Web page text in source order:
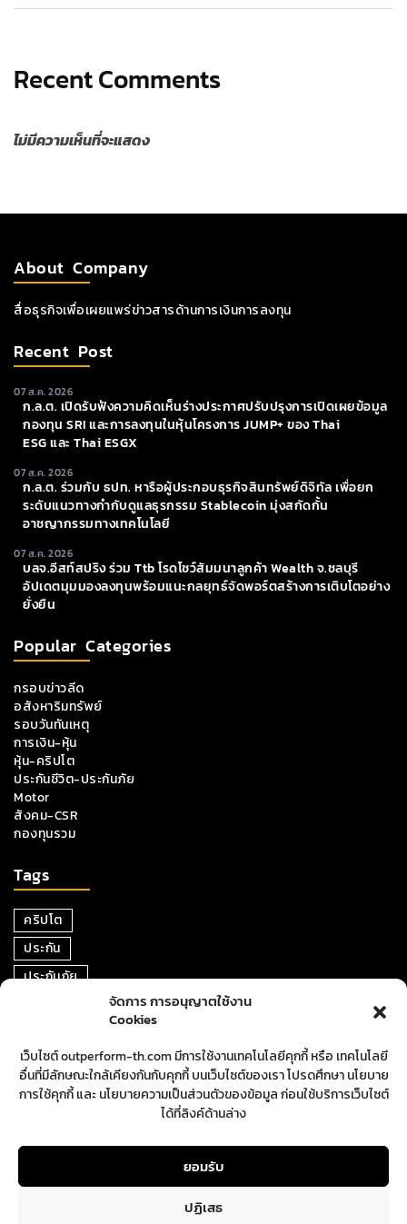
จัดการ การอนุญาตใช้งาน
Cookies
เว็บไซต์ outperform-th.com มีการใช้งานเทคโนโลยีคุกกี้ หรือ เทคโนโลยี
อื่นที่มีลักษณะใกล้เคียงกันกับคุกกี้ บนเว็บไซต์ของเรา โปรดศึกษา นโยบาย
การใช้คุกกี้ และ นโยบายความเป็นส่วนตัวของข้อมูล ก่อนใช้บริการเว็บไซต์
ได้ที่ลิงค์ด้านล่าง
ยอมรับ
ปฏิเสธ
Recent Comments
ไม่มีความเห็นที่จะแสดง
About Company
สื่อธุรกิจเพื่อเผยแพร่ข่าวสารด้านการเงินการลงทุน
Recent Post
07 ส.ค. 2026
ก.ล.ต. เปิดรับฟังความคิดเห็นร่างประกาศปรับปรุงการเปิดเผยข้อมูล
กองทุน SRI และการลงทุนในหุ้นโครงการ JUMP+ ของ Thai
ESG และ Thai ESGX
07 ส.ค. 2026
ก.ล.ต. ร่วมกับ ธปท. หารือผู้ประกอบธุรกิจสินทรัพย์ดิจิทัล เพื่อยก
ระดับแนวทางกำกับดูแลธุรกรรม Stablecoin มุ่งสกัดกั้น
อาชญากรรมทางเทคโนโลยี
07 ส.ค. 2026
บลจ.อีสท์สปริง ร่วม Ttb โรดโชว์สัมมนาลูกค้า Wealth จ.ชลบุรี
อัปเดตมุมมองลงทุนพร้อมแนะกลยุทธ์จัดพอร์ตสร้างการเติบโตอย่าง
ยั่งยืน
Popular Categories
กรอบข่าวลีด
อสังหาริมทรัพย์
รอบวันทันเหตุ
การเงิน-หุ้น
หุ้น-คริปโต
ประกันชีวิต-ประกันภัย
Motor
สังคม-CSR
กองทุนรวม
Tags
คริปโต
ประกัน
ประกันภัย
ตราสารหนี้
อสังหาริมทรัพย์
ตลาดหุ้น